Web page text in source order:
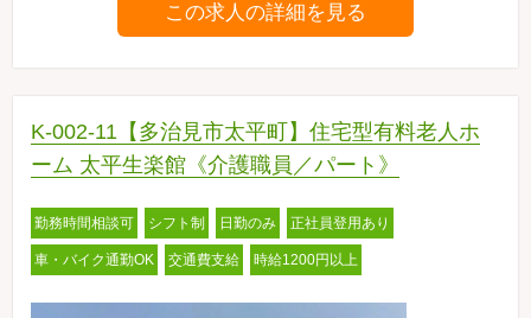
この求人の詳細を見る
K-002-11【多治見市太平町】住宅型有料老人ホ
ーム 太平生楽館《介護職員／パート》
勤務時間相談可 シフト制 日勤のみ 正社員登用あり
車・バイク通勤OK 交通費支給 時給1200円以上